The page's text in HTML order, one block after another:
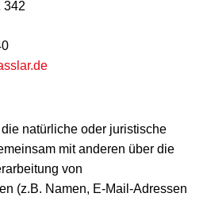
342
natürliche oder juristische
mit anderen über die
von
(z.B. Namen, E-Mail-Adressen